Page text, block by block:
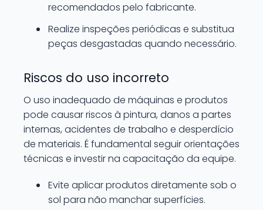
recomendados pelo fabricante.
Realize inspeções periódicas e substitua
peças desgastadas quando necessário.
Riscos do uso incorreto
O uso inadequado de máquinas e produtos
pode causar riscos à pintura, danos a partes
internas, acidentes de trabalho e desperdício
de materiais. É fundamental seguir orientações
técnicas e investir na capacitação da equipe.
Evite aplicar produtos diretamente sob o
sol para não manchar superfícies.